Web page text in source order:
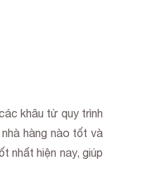
khâu từ quy trình
hàng nào tốt và
nhất hiện nay, giúp